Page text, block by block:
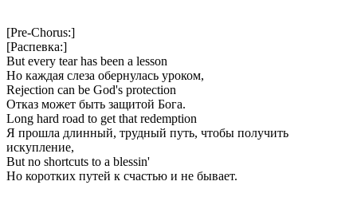
[Pre-Chorus:]
[Распевка:]
But every tear has been a lesson
Но каждая слеза обернулась уроком,
Rejection can be God's protection
Отказ может быть защитой Бога.
Long hard road to get that redemption
Я прошла длинный, трудный путь, чтобы получить
искупление,
But no shortcuts to a blessin'
Но коротких путей к счастью и не бывает.